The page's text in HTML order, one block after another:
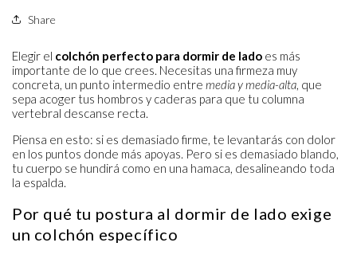
Share
Elegir el colchón perfecto para dormir de lado es más
importante de lo que crees. Necesitas una firmeza muy
concreta, un punto intermedio entre media y media-alta, que
sepa acoger tus hombros y caderas para que tu columna
vertebral descanse recta.
Piensa en esto: si es demasiado firme, te levantarás con dolor
en los puntos donde más apoyas. Pero si es demasiado blando,
tu cuerpo se hundirá como en una hamaca, desalineando toda
la espalda.
Por qué tu postura al dormir de lado exige
un colchón específico